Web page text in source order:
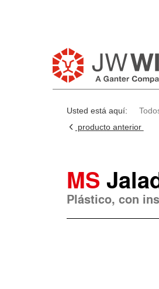
Usted está aquí:
producto anterior
MS
Plástico, con